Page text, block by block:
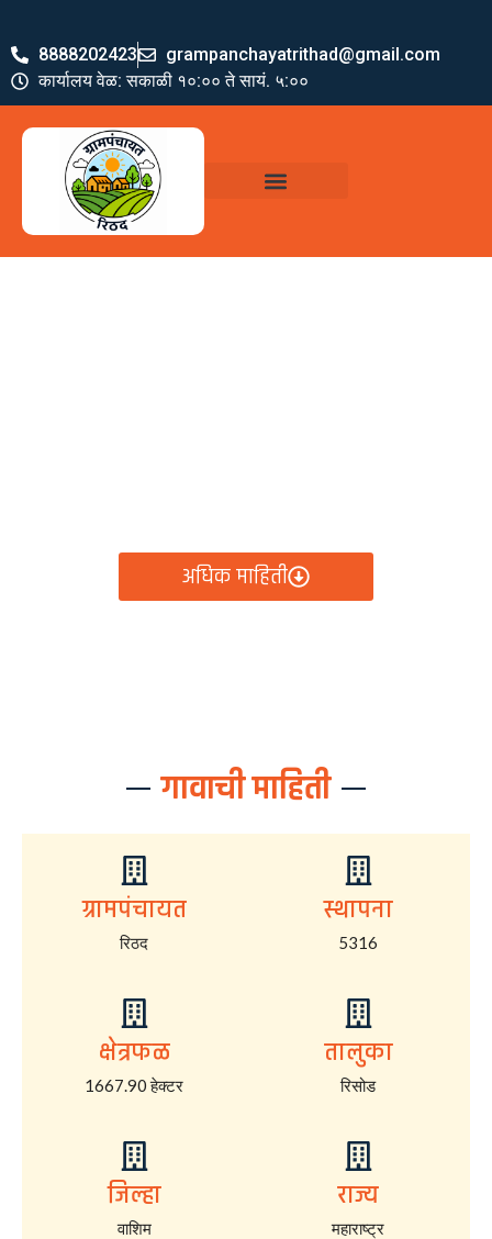
8888202423
grampanchayatrithad@gmail.com
कार्यालय वेळ: सकाळी १०:०० ते सायं. ५:००
अधिक माहिती
गावाची माहिती
ग्रामपंचायत
रिठद
स्थापना
5316
क्षेत्रफळ
1667.90 हेक्टर
तालुका
रिसोड
जिल्हा
वाशिम
राज्य
महाराष्ट्र